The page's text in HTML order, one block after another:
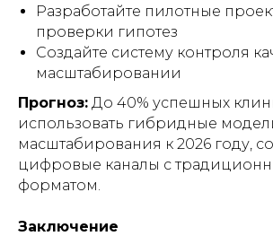
Разработайте пилотные
проверки гипотез
Создайте систему контроля
масштабировании
Прогноз: До 40% успешных
использовать гибридные
масштабирования к 2026 году,
цифровые каналы с
форматом.
Заключение